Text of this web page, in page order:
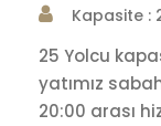
Kapasite :
25 Yolcu
yatımız
20:00 arası